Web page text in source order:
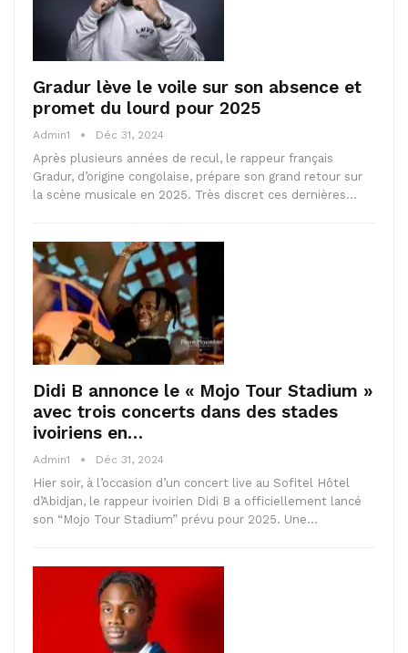
Gradur lève le voile sur son absence et
promet du lourd pour 2025
Admin1 Déc 31, 2024
Après plusieurs années de recul, le rappeur français
Gradur, d’origine congolaise, prépare son grand retour sur
la scène musicale en 2025. Très discret ces dernières…
Didi B annonce le « Mojo Tour Stadium »
avec trois concerts dans des stades
ivoiriens en…
Admin1 Déc 31, 2024
Hier soir, à l’occasion d’un concert live au Sofitel Hôtel
d’Abidjan, le rappeur ivoirien Didi B a officiellement lancé
son “Mojo Tour Stadium” prévu pour 2025. Une…